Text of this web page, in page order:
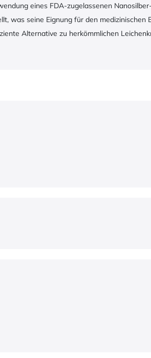
eines FDA-zugelassenen
was seine Eignung für den
Alternative zu herkömmlichen